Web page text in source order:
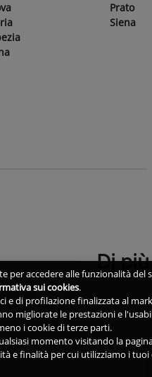
Prato
Siena
Dj
per accedere alle funzionalità
sui cookies.
e di profilazione finalizzata al
migliorate le prestazioni e
i cookie di terze parti.
momento visitando la
e finalità per cui utilizziamo i